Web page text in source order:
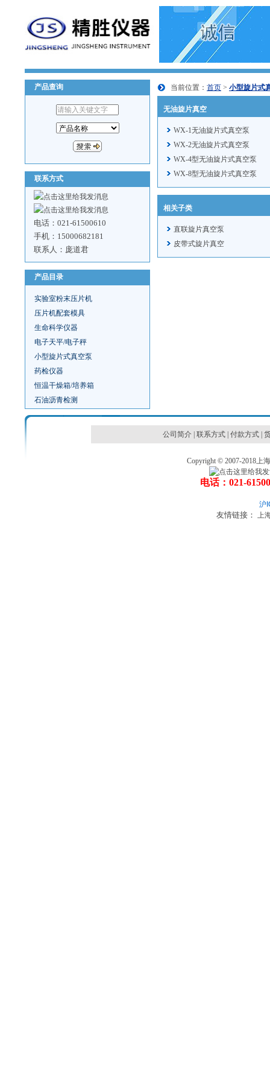
产品查询
联系方式
电话：021-61500610
手机：15000682181
联系人：庞道君
产品目录
实验室粉末压片机
压片机配套模具
生命科学仪器
电子天平/电子秤
小型旋片式真空泵
药检仪器
恒温干燥箱/培养箱
石油沥青检测
当前位置： 首页 > 小型旋片式
无油旋片真空
WX-1无油旋片式真空泵
WX-2无油旋片式真空泵
WX-4型无油旋片式真空泵
WX-8型无油旋片式真空泵
相关子类
直联旋片真空泵
皮带式旋片真空
公司简介 联系方式 付款方式
Copyright © 2007-2018上
电话：021-
沪
友情链接： 上